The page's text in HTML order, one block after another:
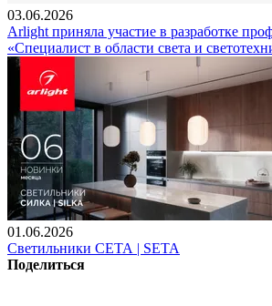
03.06.2026
Arlight приняла участие в разработке
«Специалист в области света и
01.06.2026
Светильники СЕТА | SETA
Поделиться